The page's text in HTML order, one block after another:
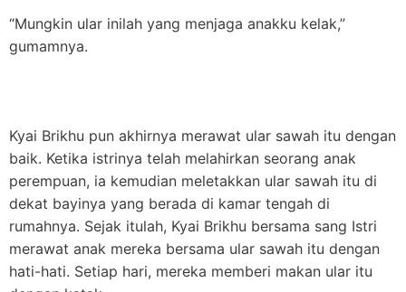
“Mungkin ular inilah yang menjaga anakku kelak,”
gumamnya.
Kyai Brikhu pun akhirnya merawat ular sawah itu dengan
baik. Ketika istrinya telah melahirkan seorang anak
perempuan, ia kemudian meletakkan ular sawah itu di
dekat bayinya yang berada di kamar tengah di
rumahnya. Sejak itulah, Kyai Brikhu bersama sang Istri
merawat anak mereka bersama ular sawah itu dengan
hati-hati. Setiap hari, mereka memberi makan ular itu